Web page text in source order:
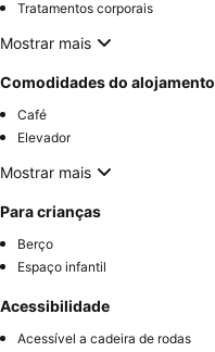
Tratamentos corporais
Mostrar mais
Comodidades do alojamento
Café
Elevador
Mostrar mais
Para crianças
Berço
Espaço infantil
Acessibilidade
Acessível a cadeira de rodas